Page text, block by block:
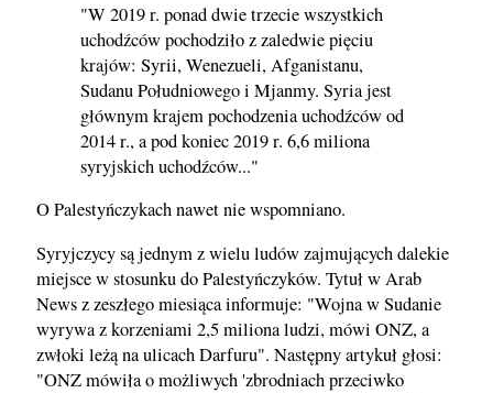
"W 2019 r. ponad dwie trzecie wszystkich
uchodźców pochodziło z zaledwie pięciu
krajów: Syrii, Wenezueli, Afganistanu,
Sudanu Południowego i Mjanmy. Syria jest
głównym krajem pochodzenia uchodźców od
2014 r., a pod koniec 2019 r. 6,6 miliona
syryjskich uchodźców..."
O Palestyńczykach nawet nie wspomniano.
Syryjczycy są jednym z wielu ludów zajmujących dalekie
miejsce w stosunku do Palestyńczyków. Tytuł w Arab
News z zeszłego miesiąca informuje: "Wojna w Sudanie
wyrywa z korzeniami 2,5 miliona ludzi, mówi ONZ, a
zwłoki leżą na ulicach Darfuru". Następny artykuł głosi:
"ONZ mówiła o możliwych 'zbrodniach przeciwko